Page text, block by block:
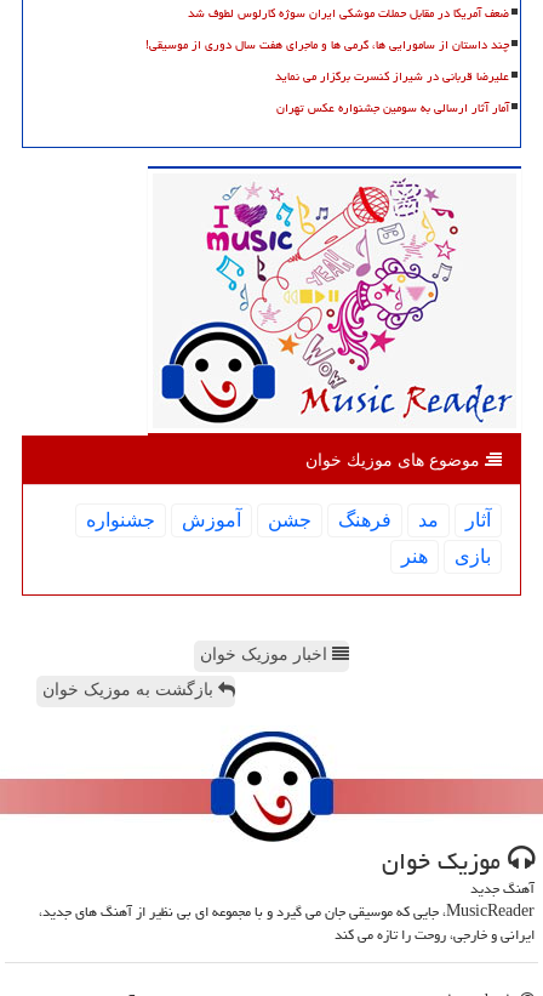
ضعف آمریکا در مقابل حملات موشکی ایران سوژه کارلوس لطوف شد
چند داستان از سامورایی ها، گرمی ها و ماجرای هفت سال دوری از موسیقی!
علیرضا قربانی در شیراز کنسرت برگزار می نماید
آمار آثار ارسالی به سومین جشنواره عکس تهران
موضوع های موزیك خوان
آثار مد فرهنگ جشن آموزش
جشنواره
بازی
هنر
اخبار موزیک خوان
بازگشت به موزیک خوان
موزیك خوان
آهنگ جدید
MusicReader، جایی که موسیقی جان می گیرد و با مجموعه ای بی نظیر از آهنگ های جدید،
ایرانی و خارجی، روحت را تازه می کند